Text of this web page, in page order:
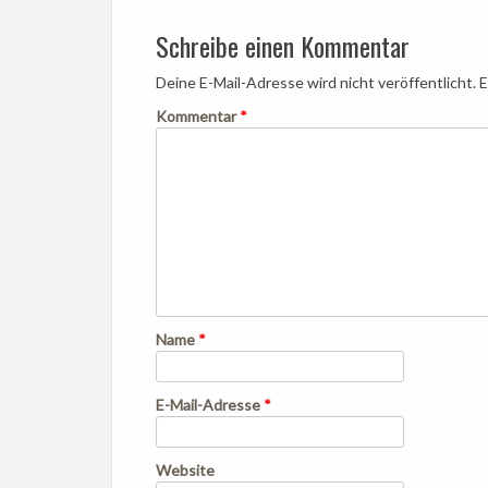
Schreibe einen Kommentar
Deine E-Mail-Adresse wird nicht veröffentlicht.
Kommentar*
Name *
E-Mail-Adresse *
Website